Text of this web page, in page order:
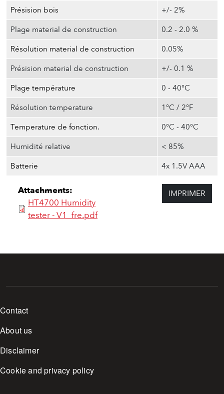
Présision bois
+/- 2%
Plage material de construction
0.2 - 2.0 %
Résolution material de construction
0.05%
Présision material de construction
+/- 0.1 %
Plage température
0 - 40°C
Résolution temperature
1°C / 2°F
Temperature de fonction.
0°C - 40°C
Humidité relative
< 85%
Batterie
4x 1.5V AAA
Attachments:
HT4700 Humidity
tester - V1_fre.pdf
IMPRIMER
Footer menu
Contact
About us
Disclaimer
Cookie and privacy policy